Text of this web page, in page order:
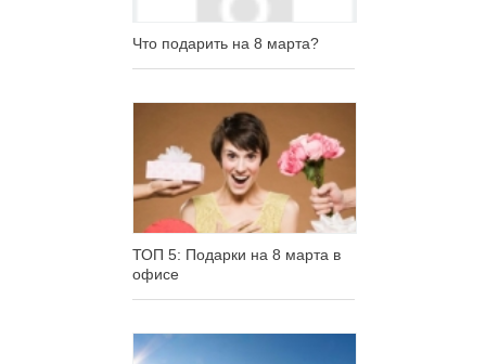
Что подарить на 8 марта?
ТОП 5: Подарки на 8 марта в
офисе